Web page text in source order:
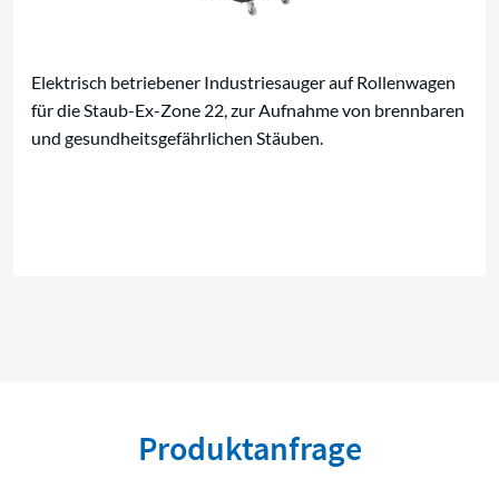
Elektrisch betriebener Industriesauger auf Rollenwagen
für die Staub-Ex-Zone 22, zur Aufnahme von brennbaren
und gesundheitsgefährlichen Stäuben.
Produktanfrage